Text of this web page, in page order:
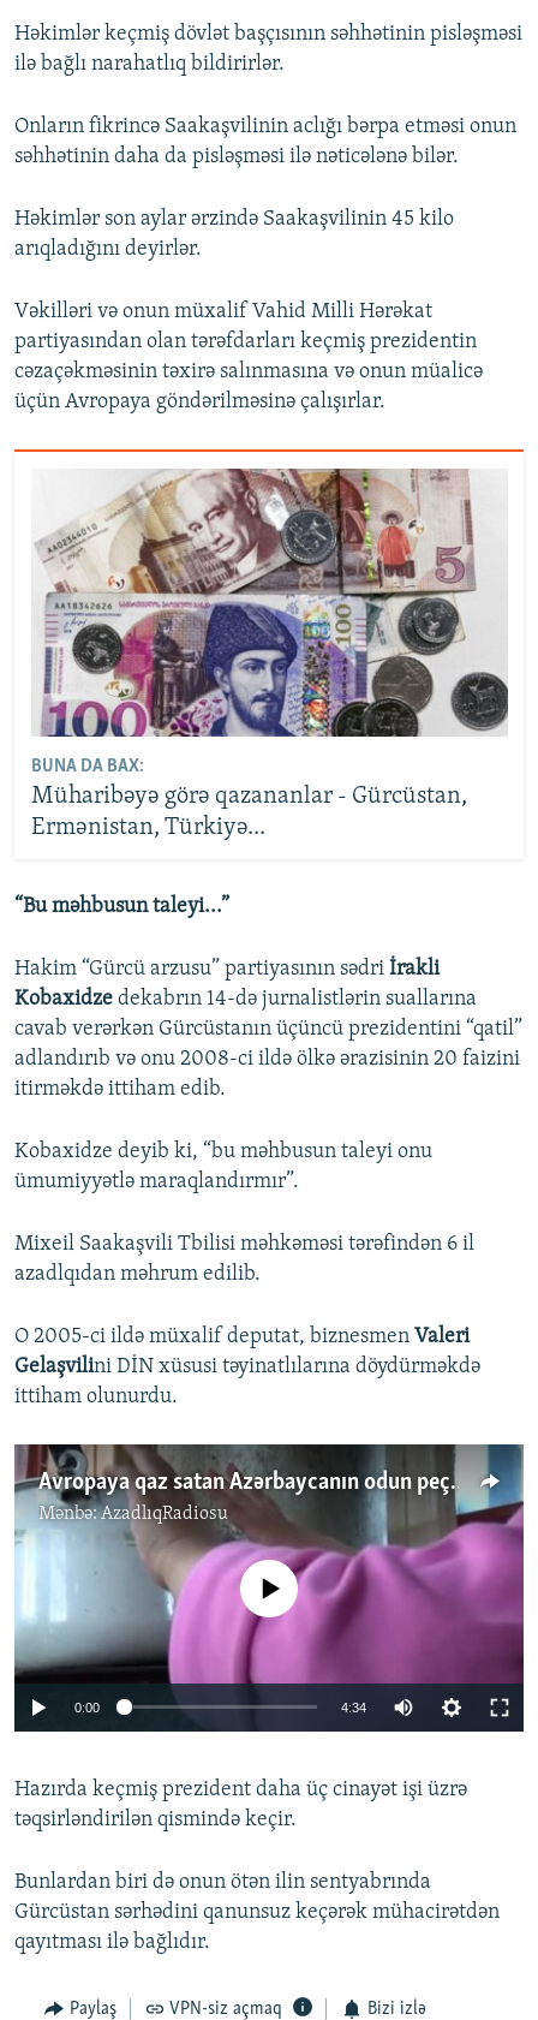
Həkimlər keçmiş dövlət başçısının səhhətinin pisləşməsi
ilə bağlı narahatlıq bildirirlər.
Onların fikrincə Saakaşvilinin aclığı bərpa etməsi onun
səhhətinin daha da pisləşməsi ilə nəticələnə bilər.
Həkimlər son aylar ərzində Saakaşvilinin 45 kilo
arıqladığını deyirlər.
Vəkilləri və onun müxalif Vahid Milli Hərəkat
partiyasından olan tərəfdarları keçmiş prezidentin
cəzaçəkməsinin təxirə salınmasına və onun müalicə
üçün Avropaya göndərilməsinə çalışırlar.
BUNA DA BAX:
Müharibəyə görə qazananlar - Gürcüstan,
Ermənistan, Türkiyə...
“Bu məhbusun taleyi...”
Hakim “Gürcü arzusu” partiyasının sədri İrakli
Kobaxidze dekabrın 14-də jurnalistlərin suallarına
cavab verərkən Gürcüstanın üçüncü prezidentini “qatil”
adlandırıb və onu 2008-ci ildə ölkə ərazisinin 20 faizini
itirməkdə ittiham edib.
Kobaxidze deyib ki, “bu məhbusun taleyi onu
ümumiyyətlə maraqlandırmır”.
Mixeil Saakaşvili Tbilisi məhkəməsi tərəfindən 6 il
azadlqıdan məhrum edilib.
O 2005-ci ildə müxalif deputat, biznesmen Valeri
Gelaşvilini DİN xüsusi təyinatlılarına döydürməkdə
ittiham olunurdu.
Avropaya qaz satan Azərbaycanın odun peçinin ümidinə qalan kəndləri...
Mənbə:AzadlıqRadiosu
Auto 240p
720p 1080p
No media source currently available
0:00 4:34
360p
720p
1080p
Hazırda keçmiş prezident daha üç cinayət işi üzrə
təqsirləndirilən qismində keçir.
Bunlardan biri də onun ötən ilin sentyabrında
Gürcüstan sərhədini qanunsuz keçərək mühacirətdən
qayıtması ilə bağlıdır.
Paylaş VPN-siz açmaq Bizi izlə